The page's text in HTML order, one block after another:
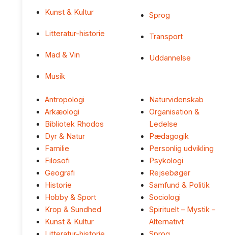
Kunst & Kultur
Litteratur-historie
Mad & Vin
Musik
Sprog
Transport
Uddannelse
Antropologi
Arkæologi
Bibliotek Rhodos
Dyr & Natur
Familie
Filosofi
Geografi
Historie
Hobby & Sport
Krop & Sundhed
Kunst & Kultur
Naturvidenskab
Organisation &
Ledelse
Pædagogik
Personlig udvikling
Psykologi
Rejsebøger
Samfund & Politik
Sociologi
Spirituelt – Mystik –
Alternativt